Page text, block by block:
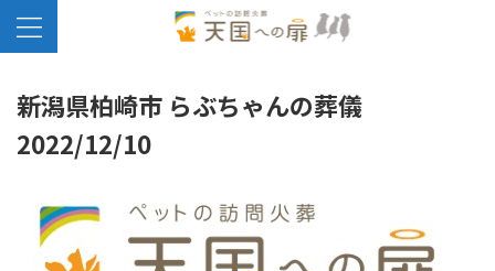
新潟県柏崎市 らぶちゃんの葬儀
2022/12/10